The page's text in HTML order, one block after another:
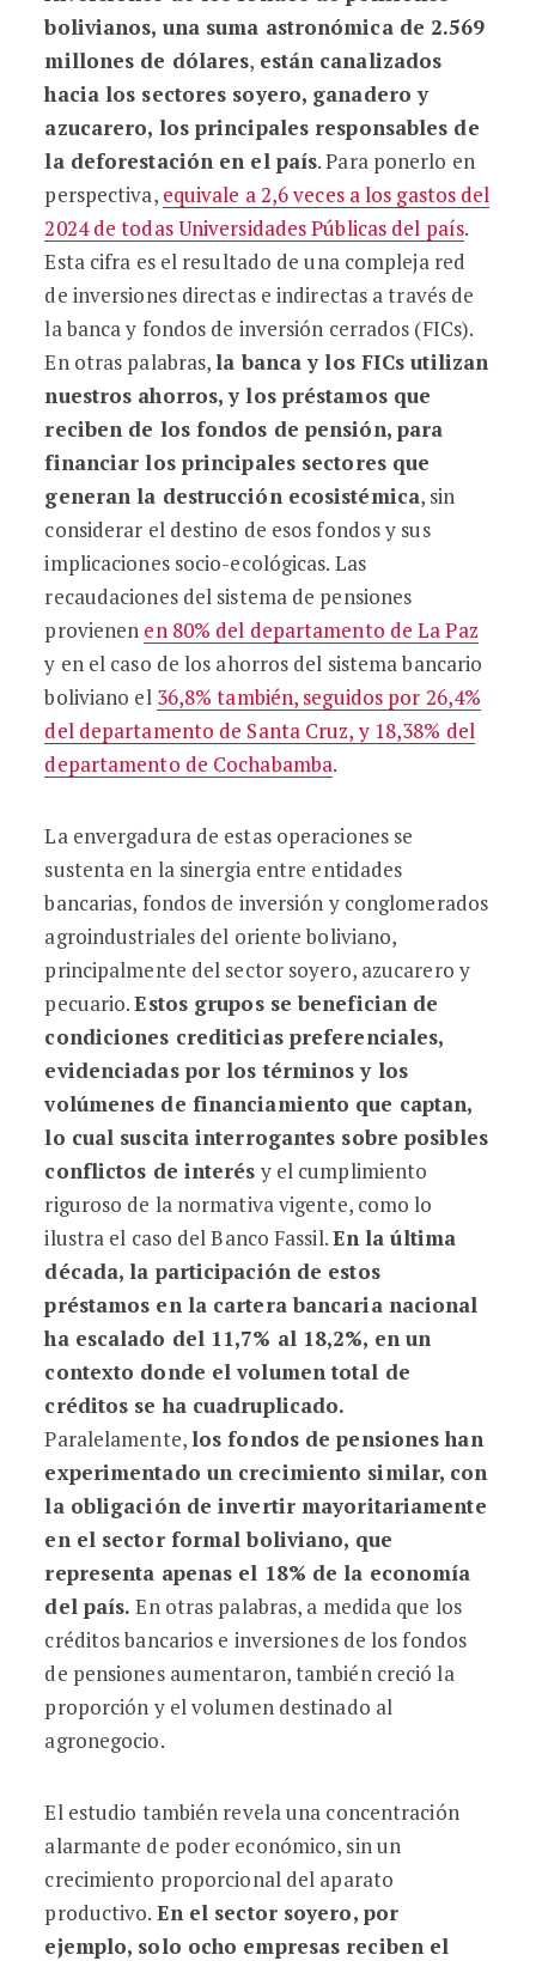
bolivianos, una suma astronómica de 2.569
millones de dólares, están canalizados
hacia los sectores soyero, ganadero y
azucarero, los principales responsables de
la deforestación en el país. Para ponerlo en
perspectiva, equivale a 2,6 veces a los gastos del
2024 de todas Universidades Públicas del país.
Esta cifra es el resultado de una compleja red
de inversiones directas e indirectas a través de
la banca y fondos de inversión cerrados (FICs).
En otras palabras,la banca y los FICs utilizan
nuestros ahorros, y los préstamos que
reciben de los fondos de pensión, para
financiar los principales sectores que
generan la destrucción ecosistémica, sin
considerar el destino de esos fondos y sus
implicaciones socio-ecológicas. Las
recaudaciones del sistema de pensiones
provienen en 80% del departamento de La Paz
y en el caso de los ahorros del sistema bancario
boliviano el 36,8% también, seguidos por 26,4%
del departamento de Santa Cruz, y 18,38% del
departamento de Cochabamba.
La envergadura de estas operaciones se
sustenta en la sinergia entre entidades
bancarias, fondos de inversión y conglomerados
agroindustriales del oriente boliviano,
principalmente del sector soyero, azucarero y
pecuario.Estos grupos se benefician de
condiciones crediticias preferenciales,
evidenciadas porlos términos y los
volúmenes de financiamiento que captan,
lo cual suscita interrogantes sobre posibles
conflictos de interés y el cumplimiento
riguroso de la normativa vigente, como lo
ilustra el caso del Banco Fassil.En la última
década, la participación de estos
préstamos en la cartera bancaria nacional
ha escalado del 11,7% al 18,2%, en un
contexto donde el volumen total de
créditos se ha cuadruplicado.
Paralelamente,los fondos de pensiones han
experimentado un crecimiento similar, con
la obligación de invertir mayoritariamente
en el sector formal boliviano, que
representa apenas el 18% de la economía
del país. En otras palabras, a medida que los
créditos bancarios e inversiones de los fondos
de pensiones aumentaron, también creció la
proporción y el volumen destinado al
agronegocio.
El estudio también revela una concentración
alarmante de poder económico, sin un
crecimiento proporcional del aparato
productivo. En el sector soyero, por
ejemplo, solo ocho empresas reciben el